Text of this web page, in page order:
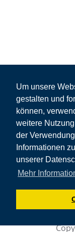
Um unsere
gestalten und
können,
weitere
der
Informationen
unserer
Mehr